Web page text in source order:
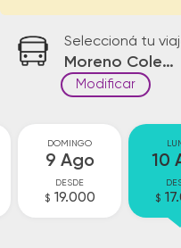
Seleccioná tu
Moreno Colectora
Modificar
DOMINGO
9 Ago
DESDE
$ 19.000
10
$